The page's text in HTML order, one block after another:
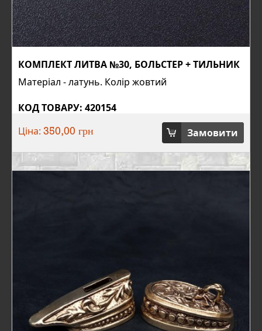
КОМПЛЕКТ ЛИТВА №30, БОЛЬСТЕР + ТИЛЬНИК
Матеріал - латунь. Колір жовтий
КОД ТОВАРУ: 420154
Ціна: 350,00 грн Замовити